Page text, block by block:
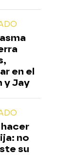
en el
y Jay
no
su